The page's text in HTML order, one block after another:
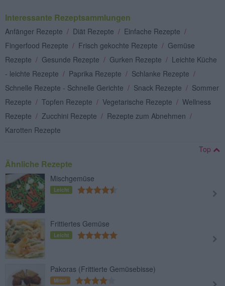
Interessante Rezeptsammlungen
Anfänger Rezepte / Diät Rezepte / Einfache Rezepte /
Fingerfood Rezepte / Frisch gekochte Rezepte / Gemüse
Rezepte / Gesunde Rezepte / Gurken Rezepte / Leichte Küche
- leichte Rezepte / Paprika Rezepte / Schlanke Rezepte /
Schnelle Rezepte - Schnelle Gerichte / Snack Rezepte / Sommer
Rezepte / Topfen Rezepte / Vegetarische Rezepte / Wellness
Rezepte / Zucchini Rezepte / Rezepte zum Abnehmen /
Karotten Rezepte
Top
Ähnliche Rezepte
Mischgemüse
Leicht
Frittiertes Gemüse
Leicht
Pakoras (Frittierte Gemüsebisse)
Mittel